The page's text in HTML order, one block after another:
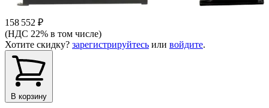
158 552 ₽
(НДС 22% в том числе)
Хотите скидку? зарегистрируйтесь или войдите.
В корзину